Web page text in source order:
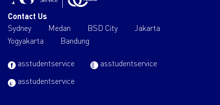
Contact Us
Sydney
Medan BSD City
Jakarta
Yogyakarta
Bandung
asstudentservice
asstudentservice
asstudentservice